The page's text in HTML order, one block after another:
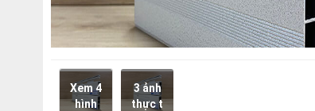
Xem 4
hình
3 ảnh
thực t